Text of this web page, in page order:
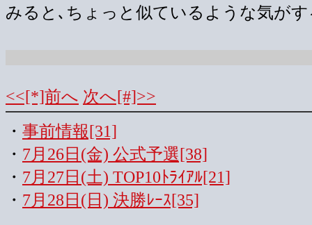
みると､ちょっと似ているような気が
<<[*]前へ 次へ[#]>>
・ 事前情報[31]
・ 7月26日(金) 公式予選[38]
・ 7月27日(土) TOP10ﾄﾗｲｱﾙ[21]
・ 7月28日(日) 決勝ﾚｰｽ[35]